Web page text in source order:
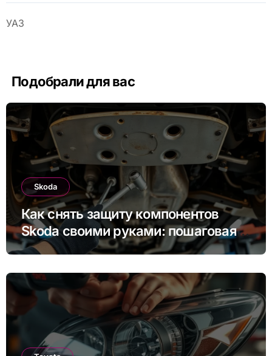
УАЗ
Подобрали для вас
Skoda
Как снять защиту компонентов
Skoda своими руками: пошаговая
инструкция для Rapid, Octavia и